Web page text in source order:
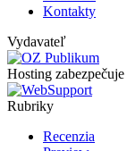
Kontakty
Vydavateľ
Hosting zabezpečuje
Rubriky
Recenzia